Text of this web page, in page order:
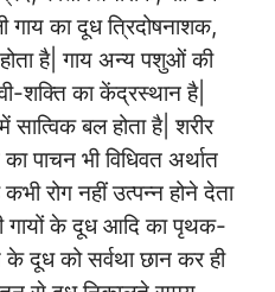
का दूध त्रिदोषनाशक,
होता है| गाय अन्य पशुओं की
शक्ति का केंद्रस्थान है|
बल होता है| शरीर
पाचन भी विधिवत अर्थात
रोग नहीं उत्पन्न होने देता
गायों के दूध आदि का पृथक-
दूध को सर्वथा छान कर ही